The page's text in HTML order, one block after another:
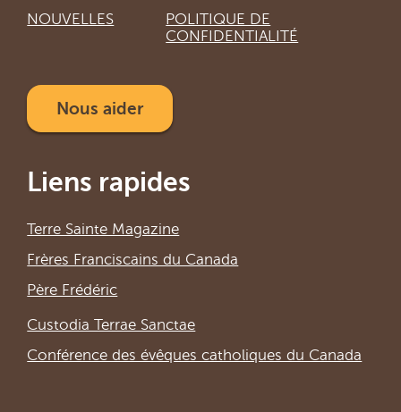
NOUVELLES
POLITIQUE DE
CONFIDENTIALITÉ
Nous aider
Liens rapides
Terre Sainte Magazine
Frères Franciscains du Canada
Père Frédéric
Custodia Terrae Sanctae
Conférence des évêques catholiques du Canada